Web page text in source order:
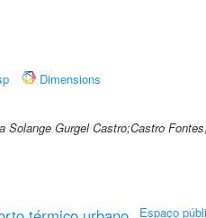
Dimensions
Gurgel Castro;Castro
Espaço